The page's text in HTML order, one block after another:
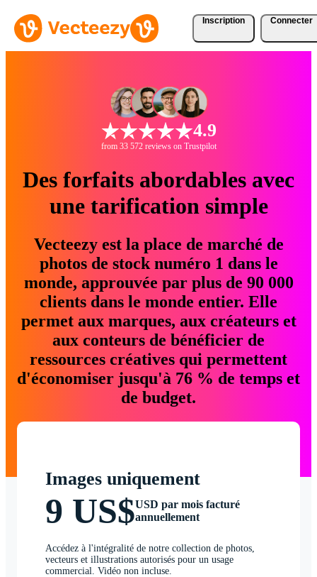
Inscription Connecter
4.9
from 33 572 reviews on Trustpilot
Des forfaits abordables avec
une tarification simple
Vecteezy est la place de marché de
photos de stock numéro 1 dans le
monde, approuvée par plus de 90 000
clients dans le monde entier. Elle
permet aux marques, aux créateurs et
aux conteurs de bénéficier de
ressources créatives qui permettent
d'économiser jusqu'à 76 % de temps et
de budget.
Images uniquement
9 US$USD par mois facturé
annuellement
Accédez à l'intégralité de notre collection de photos,
vecteurs et illustrations autorisés pour un usage
commercial. Vidéo non incluse.